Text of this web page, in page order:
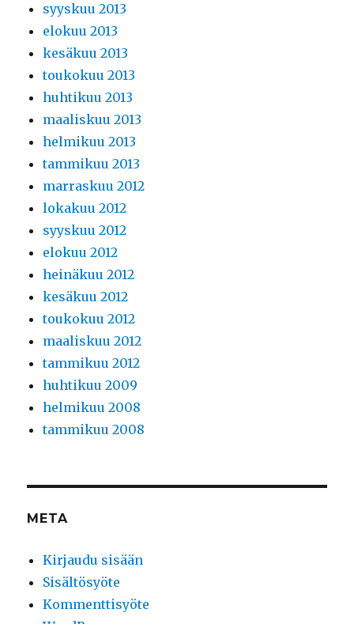
syyskuu 2013
elokuu 2013
kesäkuu 2013
toukokuu 2013
huhtikuu 2013
maaliskuu 2013
helmikuu 2013
tammikuu 2013
marraskuu 2012
lokakuu 2012
syyskuu 2012
elokuu 2012
heinäkuu 2012
kesäkuu 2012
toukokuu 2012
maaliskuu 2012
tammikuu 2012
huhtikuu 2009
helmikuu 2008
tammikuu 2008
META
Kirjaudu sisään
Sisältösyöte
Kommenttisyöte